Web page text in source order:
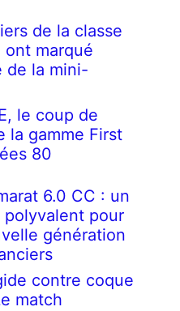
de la classe
ont marqué
de la mini-
le coup de
la gamme First
80
6.0 CC : un
polyvalent pour
génération
contre coque
match